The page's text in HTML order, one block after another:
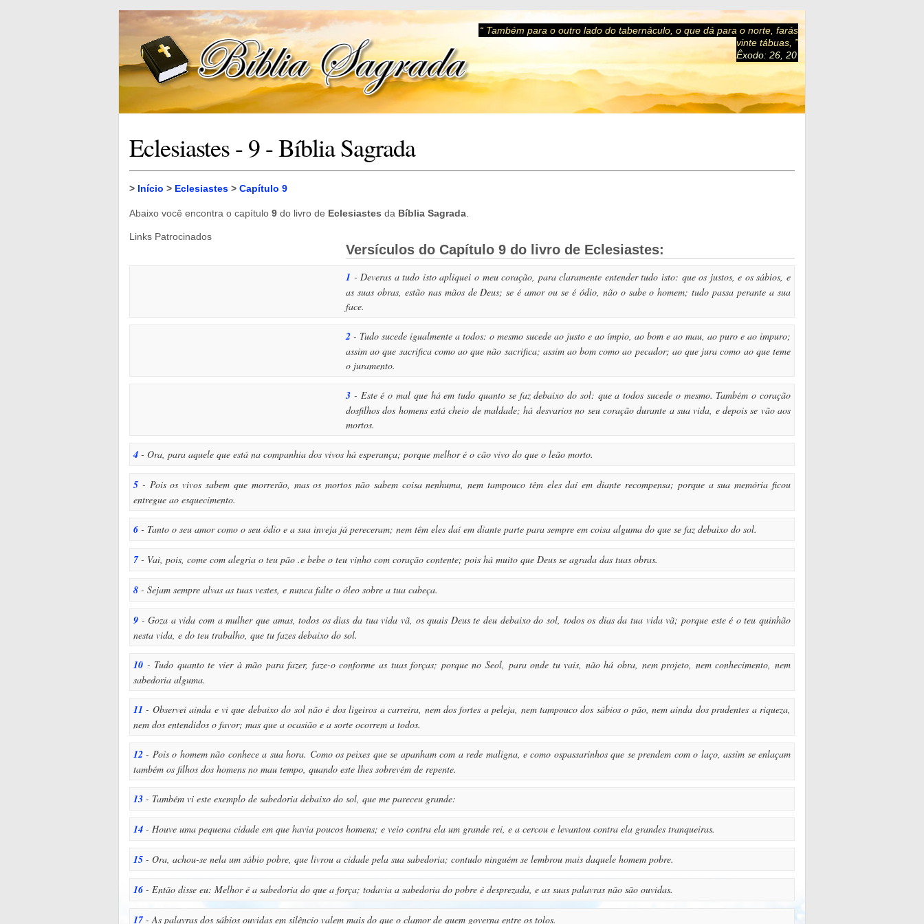
“ Também para o outro lado do tabernáculo, o que dá para o norte, farás
vinte tábuas, ”
Êxodo: 26, 20
Eclesiastes - 9 - Bíblia Sagrada
> Início > Eclesiastes > Capítulo 9
Abaixo você encontra o capítulo 9 do livro de Eclesiastes da Bíblia Sagrada
Links Patrocinados
Versículos do Capítulo 9 do livro de Eclesiastes:
1 - Deveras a tudo isto apliquei o meu coração, para claramente entender tudo isto: que os justos, e os sábios, e
as suas obras, estão nas mãos de Deus; se é amor ou se é ódio, não o sabe o homem; tudo passa perante a sua
face.
2 - Tudo sucede igualmente a todos: o mesmo sucede ao justo e ao ímpio, ao bom e ao mau, ao puro e ao impuro;
assim ao que sacrifica como ao que não sacrifica; assim ao bom como ao pecador; ao que jura como ao que teme
o juramento.
3 - Este é o mal que há em tudo quanto se faz debaixo do sol: que a todos sucede o mesmo. Também o coração
dosfilhos dos homens está cheio de maldade; há desvarios no seu coração durante a sua vida, e depois se vão aos
mortos.
4 - Ora, para aquele que está na companhia dos vivos há esperança; porque melhor é o cão vivo do que o leão morto.
5 - Pois os vivos sabem que morrerão, mas os mortos não sabem coisa nenhuma, nem tampouco têm eles daí em diante recompensa; porque a sua memória ficou
entregue ao esquecimento.
6 - Tanto o seu amor como o seu ódio e a sua inveja já pereceram; nem têm eles daí em diante parte para sempre em coisa alguma do que se faz debaixo do sol.
7- Vai, pois, come com alegria o teu pão .e bebe o teu vinho com coração contente; pois há muito que Deus se agrada das tuas obras.
8 - Sejam sempre alvas as tuas vestes, e nunca falte o óleo sobre a tua cabeça.
9 - Goza a vida com a mulher que amas, todos os dias da tua vida vã, os quais Deus te deu debaixo do sol, todos os dias da tua vida vã; porque este é o teu quinhão
nesta vida, e do teu trabalho, que tu fazes debaixo do sol.
10 - Tudo quanto te vier à mão para fazer, faze-o conforme as tuas forças; porque no Seol, para onde tu vais, não há obra, nem projeto, nem conhecimento, nem
sabedoria alguma.
11 - Observei ainda e vi que debaixo do sol não é dos ligeiros a carreira, nem dos fortes a peleja, nem tampouco dos sábios o pão, nem ainda dos prudentes a riqueza,
nem dos entendidos o favor; mas que a ocasião e a sorte ocorrem a todos.
12 - Pois o homem não conhece a sua hora. Como os peixes que se apanham com a rede maligna, e como ospassarinhos que se prendem com o laço, assim se enlaçam
também os filhos dos homens no mau tempo, quando este lhes sobrevém de repente.
13 - Também vi este exemplo de sabedoria debaixo do sol, que me pareceu grande:
14 - Houve uma pequena cidade em que havia poucos homens; e veio contra ela um grande rei, e a cercou e levantou contra ela grandes tranqueiras.
15 - Ora, achou-se nela um sábio pobre, que livrou a cidade pela sua sabedoria; contudo ninguém se lembrou mais daquele homem pobre.
16 - Então disse eu: Melhor é a sabedoria do que a força; todavia a sabedoria do pobre é desprezada, e as suas palavras não são ouvidas.
17- As palavras dos sábios ouvidas em silêncio valem mais do que o clamor de quem governa entre os tolos.